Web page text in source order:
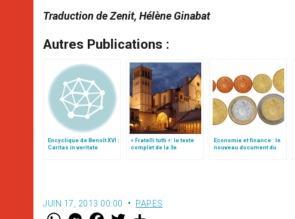
Traduction de Zenit, Hélène Ginabat
Autres Publications :
Encyclique de Benoît XVI :
Caritas in veritate
« Fratelli tutti »: le texte
complet de la 3e
Economie et finance : le
nouveau document du
JUIN 17, 2013 00:00 PAPES
W M F